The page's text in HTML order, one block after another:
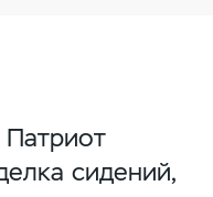
сидений,